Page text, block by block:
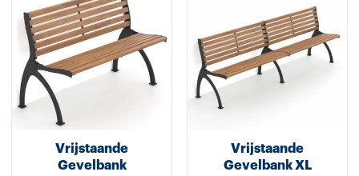
meerdere
variaties.
Deze
optie
op
meerdere
variaties.
Deze
optie
op
Vrijstaande
Gevelbank
Vrijstaande
Gevelbank XL